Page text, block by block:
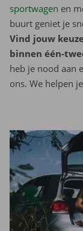
sportwagen en
buurt geniet je
Vind jouw
binnen één-
heb je nood aan
ons. We helpen